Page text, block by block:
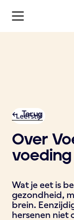
Leefstijl
Over
Wat je eet is
gezondheid,
brein.
hersenen niet
<- Terug